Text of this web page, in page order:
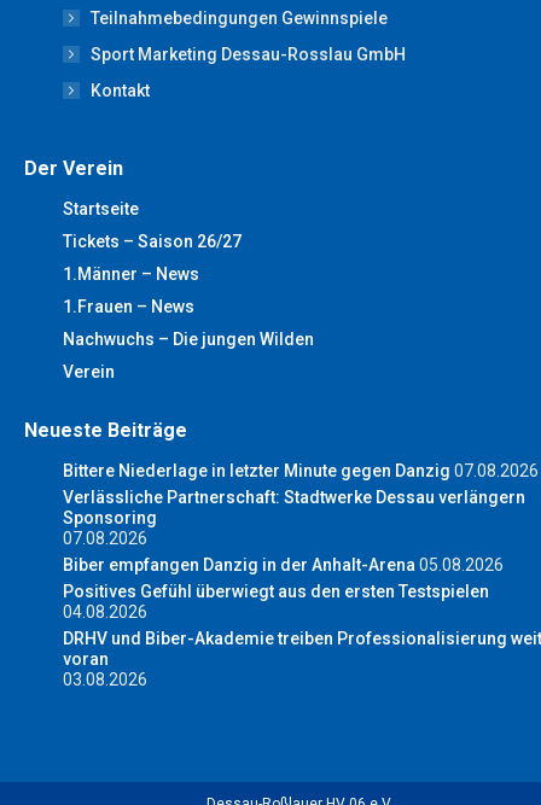
windowwindowwindowwindowwindow
Teilnahmebedingungen Gewinnspiele
Sport Marketing Dessau-Rosslau GmbH
Kontakt
Der Verein
Startseite
Tickets – Saison 26/27
1.Männer – News
1.Frauen – News
Nachwuchs – Die jungen Wilden
Verein
Neueste Beiträge
Bittere Niederlage in letzter Minute gegen Danzig 07.08.2026
Verlässliche Partnerschaft: Stadtwerke Dessau verlängern
Sponsoring
07.08.2026
Biber empfangen Danzig in der Anhalt-Arena 05.08.2026
Positives Gefühl überwiegt aus den ersten Testspielen
04.08.2026
DRHV und Biber-Akademie treiben Professionalisierung
voran
03.08.2026